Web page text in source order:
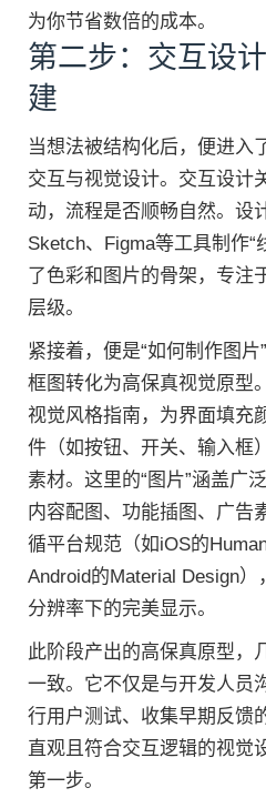
为你节省数倍的成本。
第二步：交互设
建
当想法被结构化后，便进
交互与视觉设计。交互设计
动，流程是否顺畅自然。设
Sketch、Figma等工具制作“
了色彩和图片的骨架，专注
层级。
紧接着，便是“如何制作图
框图转化为高保真视觉原型
视觉风格指南，为界面填充
件（如按钮、开关、输入框
素材。这里的“图片”涵盖广
内容配图、功能插图、广告
循平台规范（如iOS的
Android的Material Design
分辨率下的完美显示。
此阶段产出的高保真原型，
一致。它不仅是与开发人员
行用户测试、收集早期反馈
直观且符合交互逻辑的视觉
第一步。